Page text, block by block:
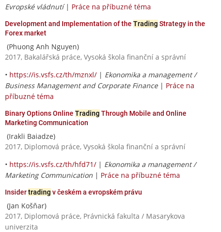
Evropské vládnutí| Práce na příbuzné téma
Development and Implementation of the Trading Strategy in the
Forex market
(Phuong Anh Nguyen)
2017, Bakalářská práce, Vysoká škola finanční a správní
• https://is.vsfs.cz/th/mznxl/ | Ekonomika a management /
Business Management and Corporate Finance| Práce na
příbuzné téma
Binary Options Online Trading Through Mobile and Online
Marketing Communication
(Irakli Baiadze)
2017, Diplomová práce, Vysoká škola finanční a správní
• https://is.vsfs.cz/th/hfd71/ | Ekonomika a management /
Marketing Communication | Práce na příbuzné téma
Insidertrading v českém a evropském právu
(Jan Košňar)
2017, Diplomová práce, Právnická fakulta / Masarykova
univerzita